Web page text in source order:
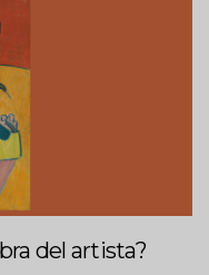
del artista?